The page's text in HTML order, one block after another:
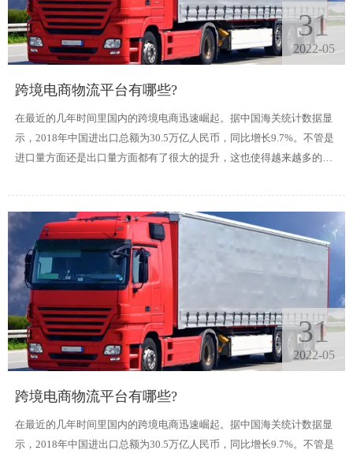
31
2022-05
跨境电商物流平台有哪些?
在最近的几年时间里国内的跨境电商迅速崛起。据中国海关统计数据显
示，2018年中国进出口总额为30.5万亿人民币，同比增长9.7%。不管是
进口量方面还是出口量方面都有了很大的提升，这也使得越来越多的人
行业的崛起而迅速发展起来。
31
2022-05
跨境电商物流平台有哪些?
在最近的几年时间里国内的跨境电商迅速崛起。据中国海关统计数据显
示，2018年中国进出口总额为30.5万亿人民币，同比增长9.7%。不管是